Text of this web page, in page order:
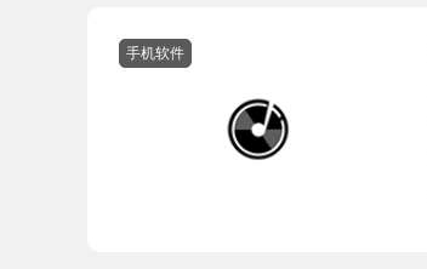
手机软件